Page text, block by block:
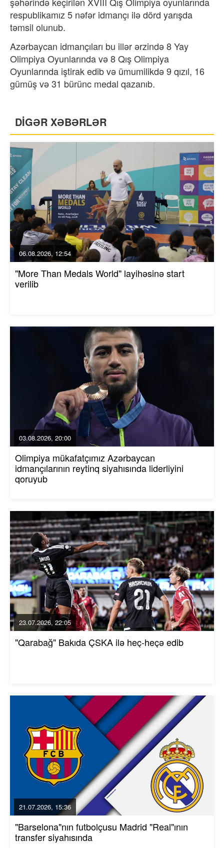
respublikamız 5 nəfər idmançı ilə dörd yarışda
təmsil olunub.
Azərbaycan idmançıları bu illər ərzində 8 Yay
Olimpiya Oyunlarında və 8 Qış Olimpiya
Oyunlarında iştirak edib və ümumilikdə 9 qızıl, 16
gümüş və 31 bürünc medal qazanıb.
DİGƏR XƏBƏRLƏR
06.08.2026, 12:54
"More Than Medals World" layihəsinə start
verilib
03.08.2026, 20:00
Olimpiya mükafatçımız Azərbaycan
idmançılarının reytinq siyahısında liderliyini
qoruyub
23.07.2026, 22:05
"Qarabağ" Bakıda ÇSKA ilə heç-heçə edib
21.07.2026, 15:36
"Barselona"nın futbolçusu Madrid "Real"ının
transfer siyahısında